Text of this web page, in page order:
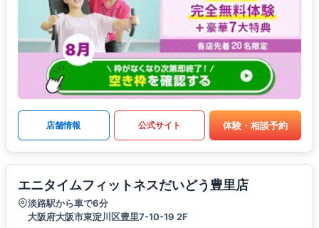
店舗情報 公式サイト 体験・相談予約
エニタイムフィットネスだいどう豊里店
淡路駅から車で6分
大阪府大阪市東淀川区豊里7-10-19 2F